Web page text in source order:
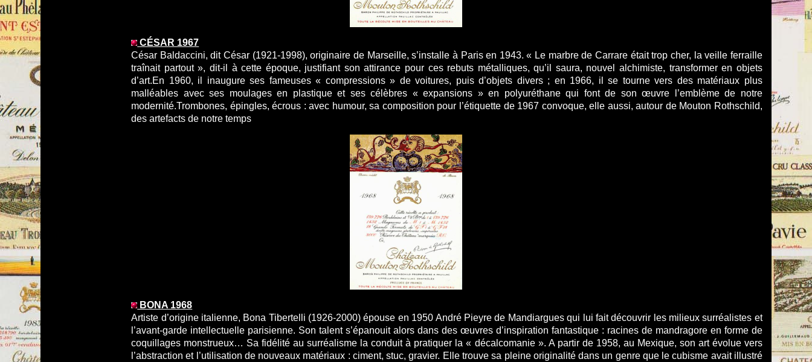
CÉSAR 1967
César Baldaccini, dit César (1921-1998), originaire de Marseille, s’installe à Paris en 1943. « Le marbre de Carrare était trop cher, la veille ferraille
traînait partout », dit-il à cette époque, justifiant son attirance pour ces rebuts métalliques, qu’il saura, nouvel alchimiste, transformer en objets
d’art.En 1960, il inaugure ses fameuses « compressions » de voitures, puis d’objets divers ; en 1966, il se tourne vers des matériaux plus
malléables avec ses moulages en plastique et ses célèbres « expansions » en polyuréthane qui font de son œuvre l’emblème de notre
modernité.Trombones, épingles, écrous : avec humour, sa composition pour l’étiquette de 1967 convoque, elle aussi, autour de Mouton Rothschild,
des artefacts de notre temps
BONA 1968
Artiste d’origine italienne, Bona Tibertelli (1926-2000) épouse en 1950 André Pieyre de Mandiargues qui lui fait découvrir les milieux surréalistes et
l’avant-garde intellectuelle parisienne. Son talent s’épanouit alors dans des œuvres d’inspiration fantastique : racines de mandragore en forme de
coquillages monstrueux… Sa fidélité au surréalisme la conduit à pratiquer la « décalcomanie ». A partir de 1958, au Mexique, son art évolue vers
l’abstraction et l’utilisation de nouveaux matériaux : ciment, stuc, gravier. Elle trouve sa pleine originalité dans un genre que le cubisme avait illustré